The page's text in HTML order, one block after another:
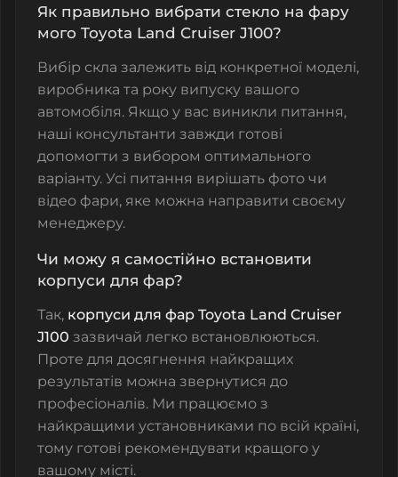
Як правильно вибрати стекло на фару
мого Toyota Land Cruiser J100?
Вибір скла залежить від конкретної моделі,
виробника та року випуску вашого
автомобіля. Якщо у вас виникли питання,
наші консультанти завжди готові
допомогти з вибором оптимального
варіанту. Усі питання вирішать фото чи
відео фари, яке можна направити своєму
менеджеру.
Чи можу я самостійно встановити
корпуси для фар?
Так, корпуси для фар Toyota Land Cruiser
J100 зазвичай легко встановлюються.
Проте для досягнення найкращих
результатів можна звернутися до
професіоналів. Ми працюємо з
найкращими установниками по всій країні,
тому готові рекомендувати кращого у
вашому місті.